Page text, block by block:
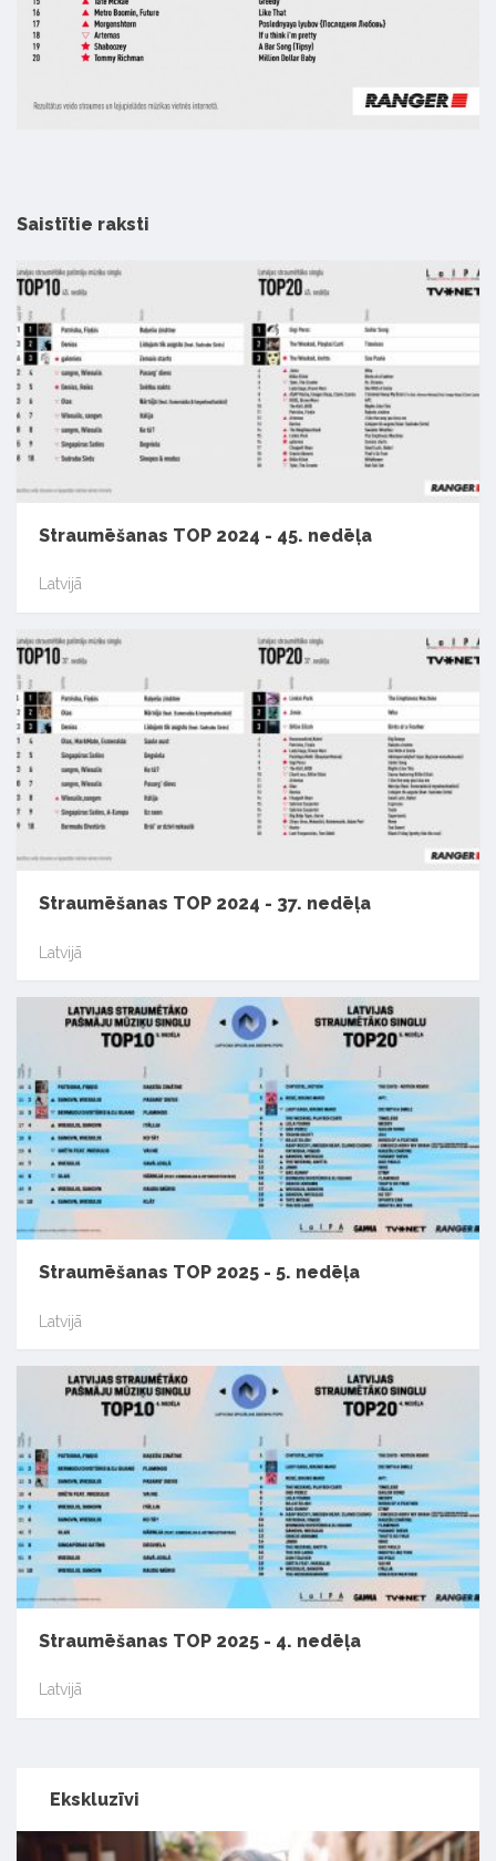
Saistītie raksti
Straumēšanas TOP 2024 - 45. nedēļa
Latvijā
Straumēšanas TOP 2024 - 37. nedēļa
Latvijā
Straumēšanas TOP 2025 - 5. nedēļa
Latvijā
Straumēšanas TOP 2025 - 4. nedēļa
Latvijā
Ekskluzīvi